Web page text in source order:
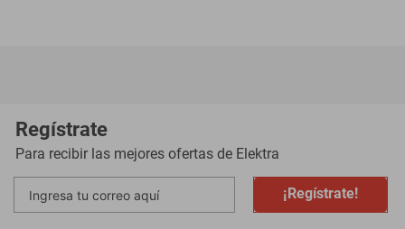
Regístrate
Para recibir las mejores ofertas de Elektra
¡Regístrate!